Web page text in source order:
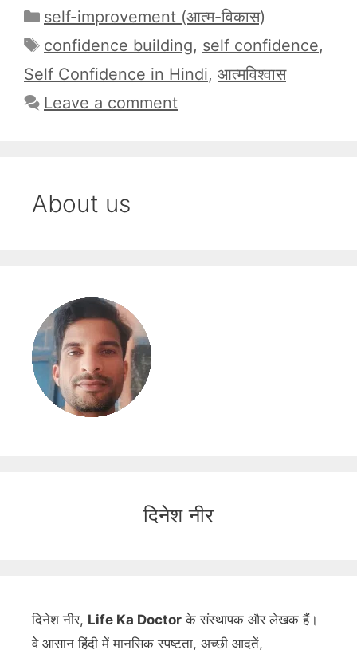
Categories
self-improvement (आत्म-विकास)
Tags
confidence building, self confidence,
Self Confidence in Hindi, आत्मविश्वास
Leave a comment
About us
दिनेश नीर
दिनेश नीर, Life Ka Doctor के संस्थापक और लेखक हैं।
वे आसान हिंदी में मानसिक स्पष्टता, अच्छी आदतें,